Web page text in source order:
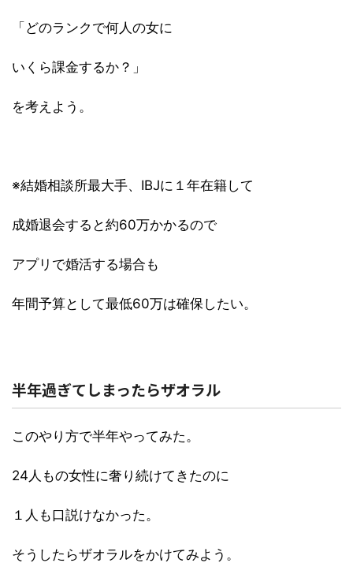
「どのランクで何人の女に
いくら課金するか？」
を考えよう。
※結婚相談所最大手、IBJに１年在籍して
成婚退会すると約60万かかるので
アプリで婚活する場合も
年間予算として最低60万は確保したい。
半年過ぎてしまったらザオラル
このやり方で半年やってみた。
24人もの女性に奢り続けてきたのに
１人も口説けなかった。
そうしたらザオラルをかけてみよう。